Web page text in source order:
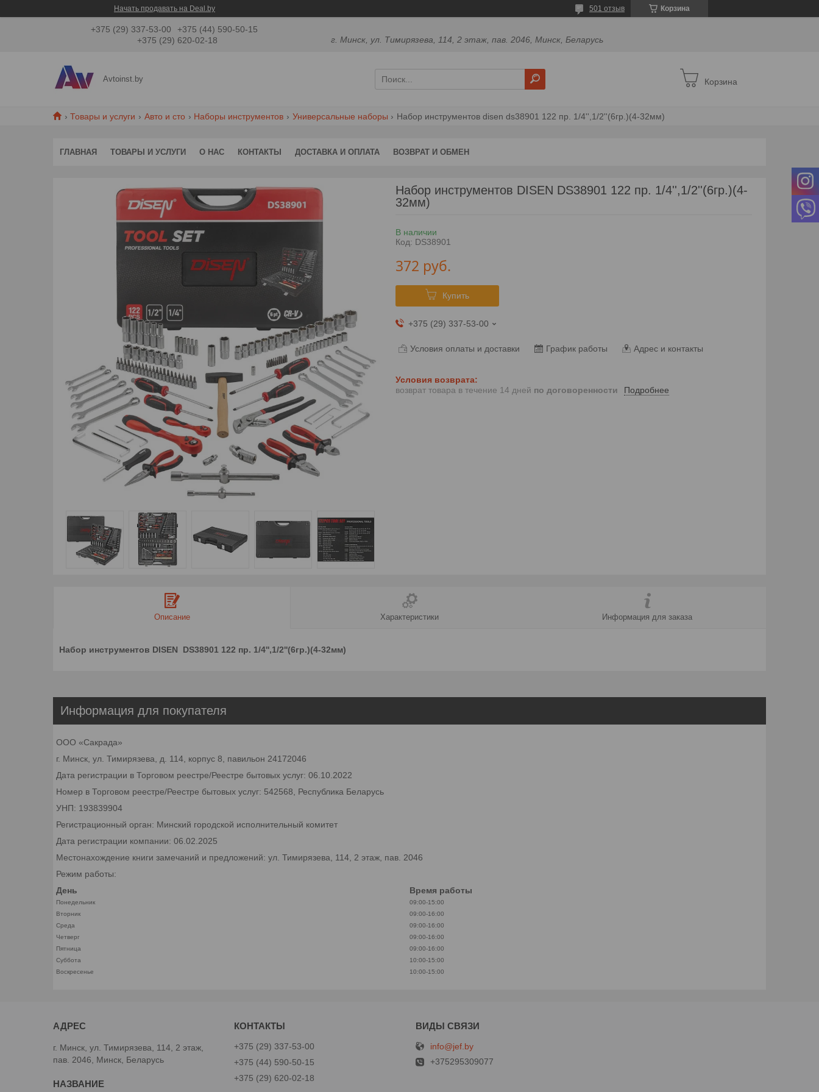
Начать продавать на Deal.by Корзина
501 отзыв
+375 (29) 337-53-00
+375 (44) 590-50-15
+375 (29) 620-02-18
г. Минск, ул. Тимирязева, 114, 2 этаж, пав. 2046, Минск, Беларусь
Avtoinst.by Корзина
Товары и услуги Авто и сто Наборы инструментов Универсальные наборы Набор инструментов disen ds38901 122 пр. 1/4'',1/2''(6гр.)(4-32мм)
ГЛАВНАЯ ТОВАРЫ И УСЛУГИ О НАС КОНТАКТЫ ДОСТАВКА И ОПЛАТА ВОЗВРАТ И ОБМЕН
Набор инструментов DISEN DS38901 122 пр. 1/4'',1/2''(6гр.)(4-
32мм)
В наличии
Код: DS38901
372 руб.
Купить
+375 (29) 337-53-00
Условия оплаты и доставки График работы Адрес и контакты
возврат товара в течение 14 дней по договоренности Подробнее
Описание Характеристики Информация для заказа
Набор инструментов DISEN DS38901 122 пр. 1/4'',1/2''(6гр.)(4-32мм)
Информация для покупателя
ООО «Сакрада»
г. Минск, ул. Тимирязева, д. 114, корпус 8, павильон 24172046
Дата регистрации в Торговом реестре/Реестре бытовых услуг: 06.10.2022
Номер в Торговом реестре/Реестре бытовых услуг: 542568, Республика Беларусь
УНП: 193839904
Регистрационный орган: Минский городской исполнительный комитет
Дата регистрации компании: 06.02.2025
Местонахождение книги замечаний и предложений: ул. Тимирязева, 114, 2 этаж, пав. 2046
Режим работы:
День
Время работы
Понедельник
09:00-15:00
Вторник
09:00-16:00
Среда
09:00-16:00
Четверг
09:00-16:00
Пятница
09:00-16:00
Суббота
10:00-15:00
Воскресенье
10:00-15:00
г. Минск, ул. Тимирязева, 114, 2 этаж,
пав. 2046, Минск, Беларусь
+375 (29) 337-53-00
+375 (44) 590-50-15
+375 (29) 620-02-18
info@jef.by
+375295309077